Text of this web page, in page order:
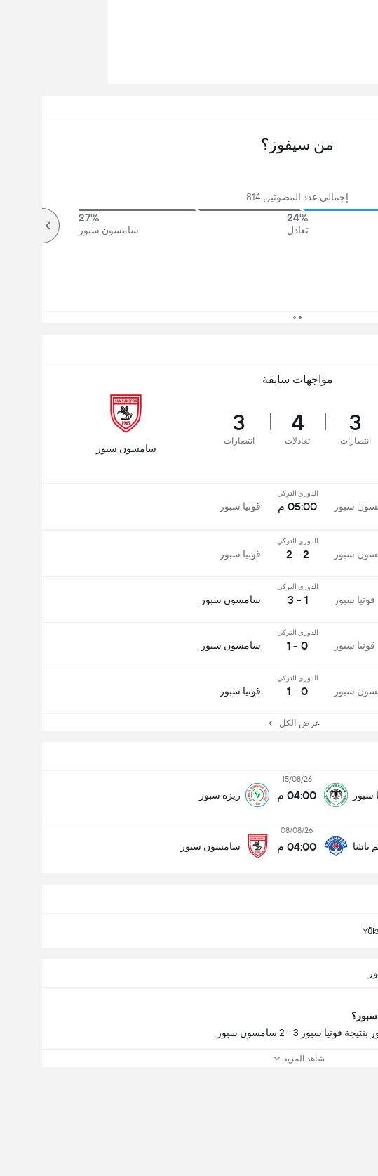
سبور
15/08/26
04:00 م ريزة سبور
باشا
08/08/26
04:00 م سامسون سبور
من سيفوز؟
إجمالي عدد المصوتين 814
24%
تعادل
27%
سامسون سبور
مواجهات سابقة
3
انتصارات
4
تعادلات
3
انتصارات
سامسون سبور
سبور
الدوري التركي
05:00 م قونيا سبور
سبور
الدوري التركي
2 - 2 قونيا سبور
قونيا سبور
الدوري التركي
1 - 3 سامسون سبور
قونيا سبور
الدوري التركي
0 - 1 سامسون سبور
سبور
الدوري التركي
0 - 1 قونيا سبور
عرض الكل
سبور 3 - 2 سامسون سبور.
شاهد المزيد